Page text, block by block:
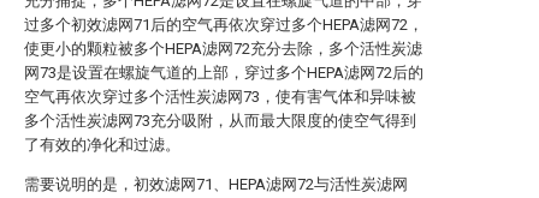
过多个初效滤网71后的空气再依次穿过多个HEPA滤网72，
使更小的颗粒被多个HEPA滤网72充分去除，多个活性炭滤
网73是设置在螺旋气道的上部，穿过多个HEPA滤网72后的
空气再依次穿过多个活性炭滤网73，使有害气体和异味被
多个活性炭滤网73充分吸附，从而最大限度的使空气得到
了有效的净化和过滤。
需要说明的是，初效滤网71、HEPA滤网72与活性炭滤网